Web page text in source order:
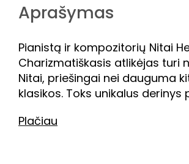
Aprašymas
Pianistą ir kompozitorių Nitai
Charizmatiškasis atlikėjas turi
Nitai, priešingai nei dauguma
klasikos. Toks unikalus
Plačiau